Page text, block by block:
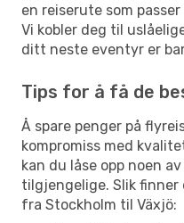
en reiserute som
Vi kobler deg til
ditt neste eventyr er
Tips for å få de
Å spare penger på
kompromiss med
kan du låse opp noen
tilgjengelige. Slik
fra Stockholm til Växjö: